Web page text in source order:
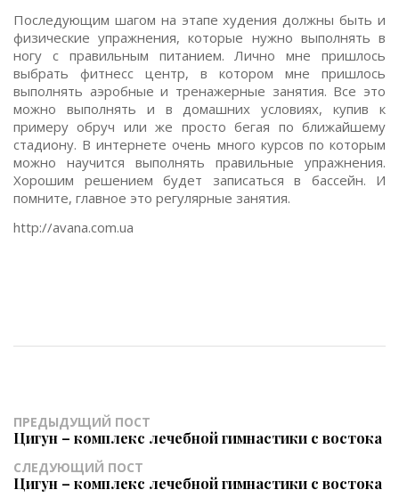
Последующим шагом на этапе худения должны быть и
физические упражнения, которые нужно выполнять в
ногу с правильным питанием. Лично мне пришлось
выбрать фитнесс центр, в котором мне пришлось
выполнять аэробные и тренажерные занятия. Все это
можно выполнять и в домашних условиях, купив к
примеру обруч или же просто бегая по ближайшему
стадиону. В интернете очень много курсов по которым
можно научится выполнять правильные упражнения.
Хорошим решением будет записаться в бассейн. И
помните, главное это регулярные занятия.
http://avana.com.ua
ПРЕДЫДУЩИЙ ПОСТ
Цигун – комплекс лечебной гимнастики с востока
СЛЕДУЮЩИЙ ПОСТ
Цигун – комплекс лечебной гимнастики с востока